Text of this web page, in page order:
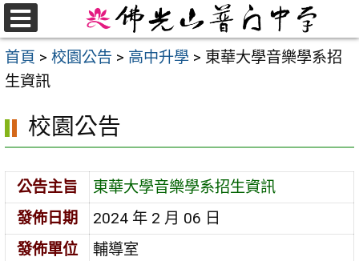
跳
至
主
要
首頁 > 校園公告 > 高中升學 > 東華大學音樂學系招
生資訊
校園公告
公告主旨
東華大學音樂學系招生資訊
發佈日期
2024 年 2 月 06 日
發佈單位
輔導室
選
單